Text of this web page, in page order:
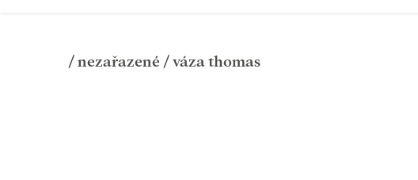
/ nezařazené / váza thomas